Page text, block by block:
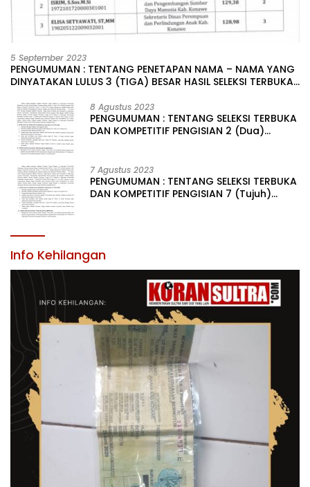
5 September 2023
PENGUMUMAN : TENTANG PENETAPAN NAMA – NAMA YANG
DINYATAKAN LULUS 3 (TIGA) BESAR HASIL SELEKSI TERBUKA
LINGKUNGAN PEMERINTAH DAERAH KABUPATEN KONAWE
8 Agustus 2023
PENGUMUMAN : TENTANG SELEKSI TERBUKA
DAN KOMPETITIF PENGISIAN 2 (Dua)
KABUPATEN KONAWE
7 Agustus 2023
PENGUMUMAN : TENTANG SELEKSI TERBUKA
DAN KOMPETITIF PENGISIAN 7 (Tujuh)
Info Kehilangan